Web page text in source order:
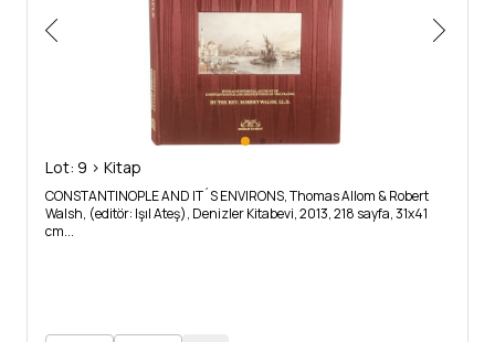
Lot: 9 > Kitap
CONSTANTINOPLE AND IT´S ENVIRONS, Thomas Allom & Robert
Walsh, (editör: Işıl Ateş), Denizler Kitabevi, 2013, 218 sayfa, 31x41
cm...